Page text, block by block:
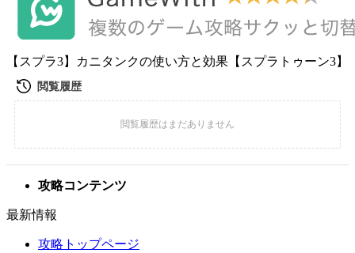
【スプラ3】カニタンクの使い方と効果【スプラトゥーン3】
攻略コンテンツ
最新情報
攻略トップページ